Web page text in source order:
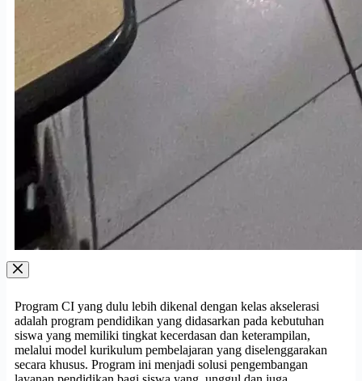
Program CI yang dulu lebih dikenal dengan kelas akselerasi
adalah program pendidikan yang didasarkan pada kebutuhan
siswa yang memiliki tingkat kecerdasan dan keterampilan,
melalui model kurikulum pembelajaran yang diselenggarakan
secara khusus. Program ini menjadi solusi pengembangan